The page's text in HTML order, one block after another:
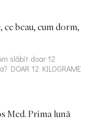
beau, cum dorm,
slăbit doar 12
DOAR 12 KILOGRAME
Med. Prima lună